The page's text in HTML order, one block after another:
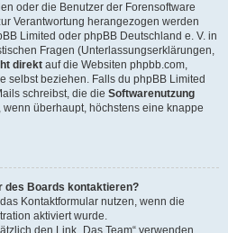
oder die Benutzer der Forensoftware
Verantwortung herangezogen werden
Limited oder phpBB Deutschland e. V. in
Fragen (Unterlassungserklärungen,
direkt auf die Websiten phpbb.com,
selbst beziehen. Falls du phpBB Limited
schreibst, die die Softwarenutzung
wenn überhaupt, höchstens eine knappe
des Boards kontaktieren?
Kontaktformular nutzen, wenn die
aktiviert wurde.
den Link „Das Team“ verwenden.